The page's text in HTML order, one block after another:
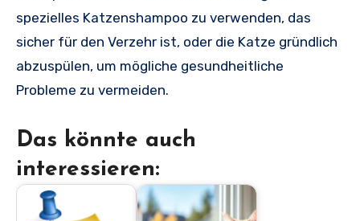
spezielles Katzenshampoo zu verwenden, das
sicher für den Verzehr ist, oder die Katze gründlich
abzuspülen, um mögliche gesundheitliche
Probleme zu vermeiden.
Das könnte auch
interessieren: